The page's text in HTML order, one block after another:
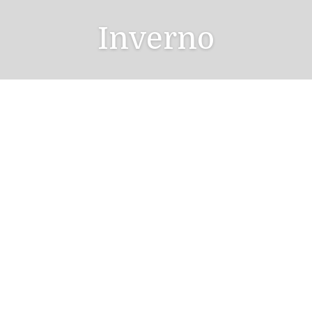
Inverno